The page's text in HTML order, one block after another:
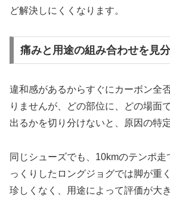
ど解決しにくくなります。
痛みと用途の組み合わせを見
違和感があるからすぐにカーボン全
りませんが、どの部位に、どの場面
出るかを切り分けないと、原因の特
同じシューズでも、10kmのテンポ
っくりしたロングジョグでは脚が重
珍しくなく、用途によって評価が大